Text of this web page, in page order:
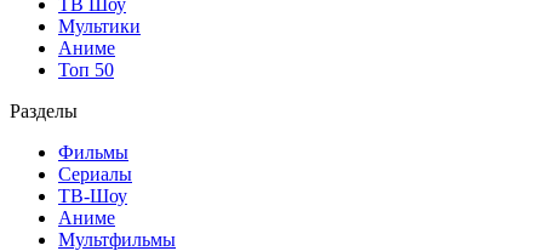
ТВ Шоу
Мультики
Аниме
Топ 50
Разделы
Фильмы
Сериалы
ТВ-Шоу
Аниме
Мультфильмы